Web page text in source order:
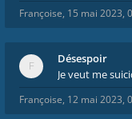
Françoise, 15 mai 2023,
Désespoir
Je veut me
Françoise, 12 mai 2023,